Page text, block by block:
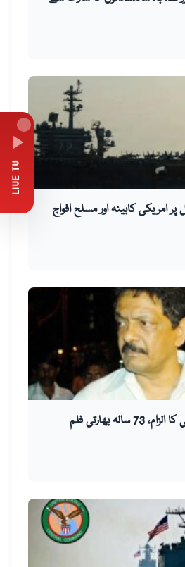
LIVE TV
امریکی کابینہ اور مسلح افواج
اداکارہ سے مبینہ زیادتی کا الزام، 73 سالہ بھارتی فلم